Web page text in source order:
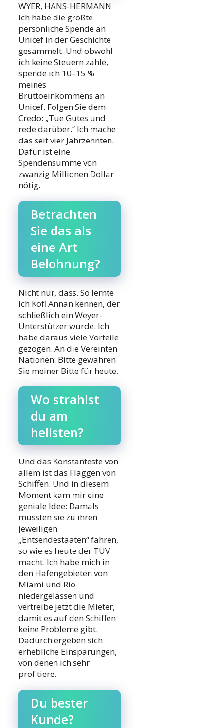
WYER, HANS-HERMANN
Ich habe die größte
persönliche Spende an
Unicef in der Geschichte
gesammelt. Und obwohl
ich keine Steuern zahle,
spende ich 10–15 %
meines
Bruttoeinkommens an
Unicef. Folgen Sie dem
Credo: „Tue Gutes und
rede darüber.“ Ich mache
das seit vier Jahrzehnten.
Dafür ist eine
Spendensumme von
zwanzig Millionen Dollar
nötig.
Betrachten
Sie das als
eine Art
Belohnung?
Nicht nur, dass. So lernte
ich Kofi Annan kennen, der
schließlich ein Weyer-
Unterstützer wurde. Ich
habe daraus viele Vorteile
gezogen. An die Vereinten
Nationen: Bitte gewähren
Sie meiner Bitte für heute.
Wo strahlst
du am
hellsten?
Und das Konstanteste von
allem ist das Flaggen von
Schiffen. Und in diesem
Moment kam mir eine
geniale Idee: Damals
mussten sie zu ihren
jeweiligen
„Entsendestaaten“ fahren,
so wie es heute der TÜV
macht. Ich habe mich in
den Hafengebieten von
Miami und Rio
niedergelassen und
vertreibe jetzt die Mieter,
damit es auf den Schiffen
keine Probleme gibt.
Dadurch ergeben sich
erhebliche Einsparungen,
von denen ich sehr
profitiere.
Du bester
Kunde?